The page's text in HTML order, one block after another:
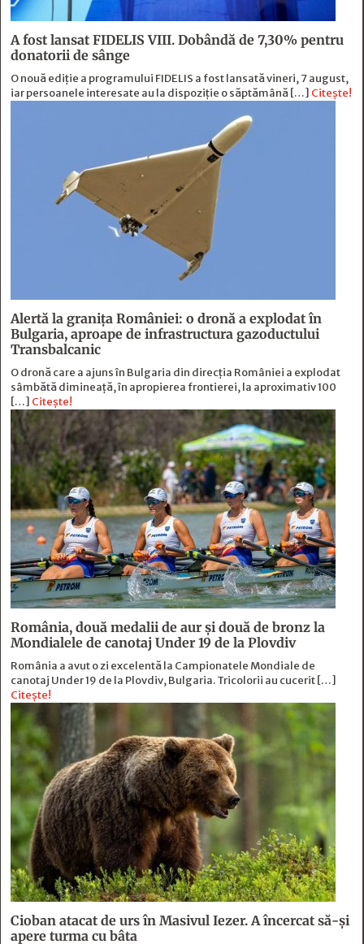
A fost lansat FIDELIS VIII. Dobândă de 7,30% pentru
donatorii de sânge
O nouă ediție a programului FIDELIS a fost lansată vineri, 7 august,
iar persoanele interesate au la dispoziție o săptămână […] Citește!
Alertă la granița României: o dronă a explodat în
Bulgaria, aproape de infrastructura gazoductului
Transbalcanic
O dronă care a ajuns în Bulgaria din direcția României a explodat
sâmbătă dimineață, în apropierea frontierei, la aproximativ 100
[…] Citește!
România, două medalii de aur și două de bronz la
Mondialele de canotaj Under 19 de la Plovdiv
România a avut o zi excelentă la Campionatele Mondiale de
canotaj Under 19 de la Plovdiv, Bulgaria. Tricolorii au cucerit […]
Citește!
Cioban atacat de urs în Masivul Iezer. A încercat să-și
apere turma cu bâta